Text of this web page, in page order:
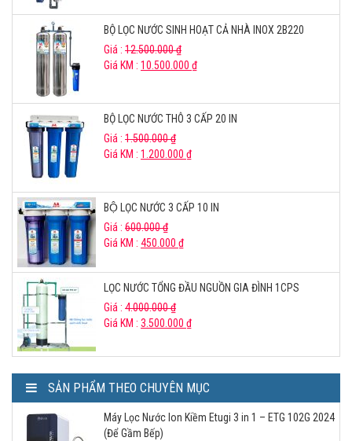
BỘ LỌC NƯỚC SINH HOẠT CẢ NHÀ INOX 2B220
Giá : 12.500.000₫
Giá KM : 10.500.000 ₫
BỘ LỌC NƯỚC THÔ 3 CẤP 20 IN
Giá : 1.500.000₫
Giá KM : 1.200.000 ₫
BỘ LỌC NƯỚC 3 CẤP 10 IN
Giá : 600.000₫
Giá KM : 450.000 ₫
LỌC NƯỚC TỔNG ĐẦU NGUỒN GIA ĐÌNH 1CPS
Giá : 4.000.000₫
Giá KM : 3.500.000 ₫
SẢN PHẨM THEO CHUYÊN MỤC
Máy Lọc Nước Ion Kiềm Etugi 3 in 1 – ETG 102G 2024
(Để Gầm Bếp)